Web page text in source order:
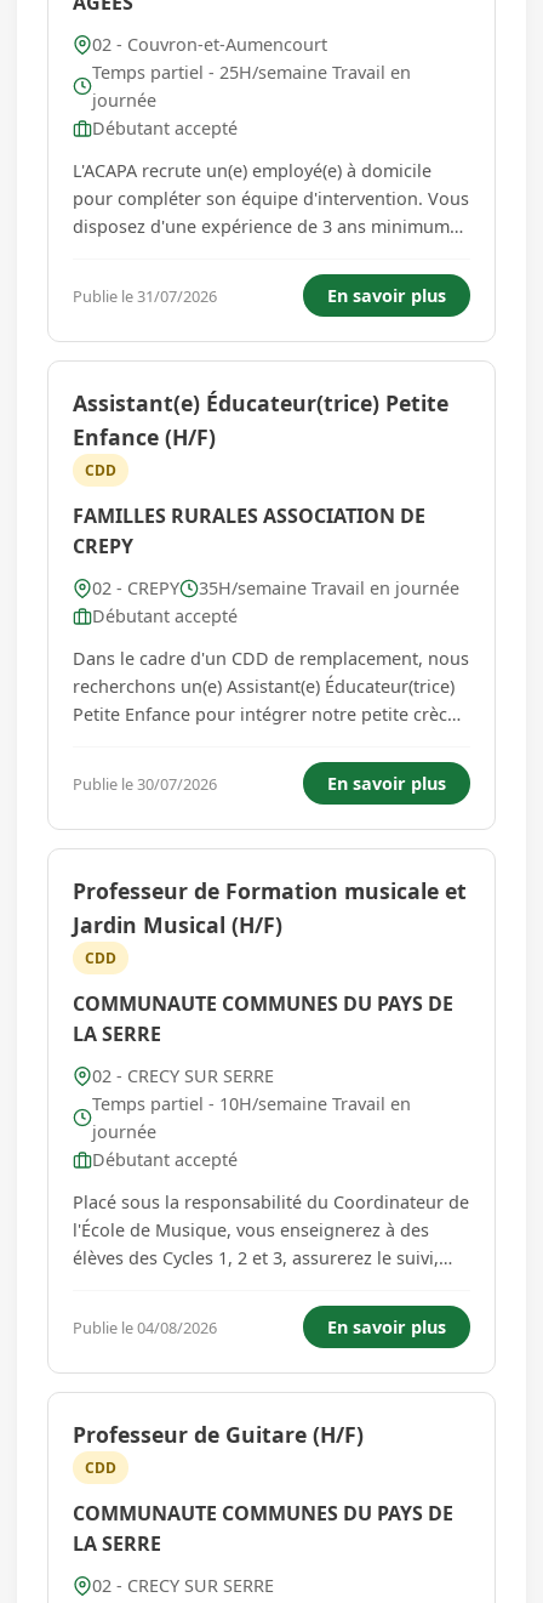
02 - Couvron-et-Aumencourt
Temps partiel - 25H/semaine Travail en
journée
Débutant accepté
L'ACAPA recrute un(e) employé(e) à domicile
pour compléter son équipe d'intervention. Vous
disposez d'une expérience de 3 ans minimum
d'Auxiliaire de vie ou Bac ASSP ou TISF. Si vous
n'avez pas de diplôme, un parcours d'accueil
sera organisé d'un tota...
Publie le 31/07/2026 En savoir plus
Assistant(e) Éducateur(trice) Petite
Enfance (H/F)
CDD
FAMILLES RURALES ASSOCIATION DE
CREPY
02 - CREPY
35H/semaine Travail en journée
Débutant accepté
Dans le cadre d'un CDD de remplacement, nous
recherchons un(e) Assistant(e) Éducateur(trice)
Petite Enfance pour intégrer notre petite crèche
enfants sur le temps périscolaire du midi. Vos
missions - Accueillir les enfants et leurs familles
dans un cli...
Publie le 30/07/2026 En savoir plus
Professeur de Formation musicale et
Jardin Musical (H/F)
CDD
COMMUNAUTE COMMUNES DU PAYS DE
LA SERRE
02 - CRECY SUR SERRE
Temps partiel - 10H/semaine Travail en
journée
Débutant accepté
Placé sous la responsabilité du Coordinateur de
l'École de Musique, vous enseignerez à des
élèves des Cycles 1, 2 et 3, assurerez le suivi,
vous impliquerez dans les projets de
l'établissement et dans les activités du Schéma
Départemental ...
Publie le 04/08/2026 En savoir plus
Professeur de Guitare (H/F)
CDD
COMMUNAUTE COMMUNES DU PAYS DE
LA SERRE
02 - CRECY SUR SERRE